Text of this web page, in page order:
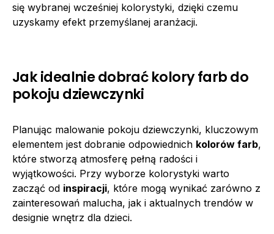
się wybranej wcześniej kolorystyki, dzięki czemu
uzyskamy efekt przemyślanej aranżacji.
Jak idealnie dobrać kolory farb do
pokoju dziewczynki
Planując malowanie pokoju dziewczynki, kluczowym
elementem jest dobranie odpowiednich kolorów farb,
które stworzą atmosferę pełną radości i
wyjątkowości. Przy wyborze kolorystyki warto
zacząć od inspiracji, które mogą wynikać zarówno z
zainteresowań malucha, jak i aktualnych trendów w
designie wnętrz dla dzieci.